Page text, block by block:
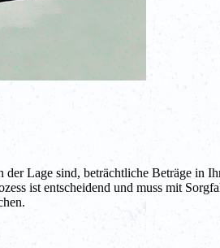
Lage sind, beträchtliche Beträge in
ist entscheidend und muss mit